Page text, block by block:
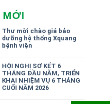
MỚI
Thư mời chào giá bảo
dưỡng hệ thống Xquang
bệnh viện
HỘI NGHỊ SƠ KẾT 6
THÁNG ĐẦU NĂM, TRIỂN
KHAI NHIỆM VỤ 6 THÁNG
CUỐI NĂM 2026